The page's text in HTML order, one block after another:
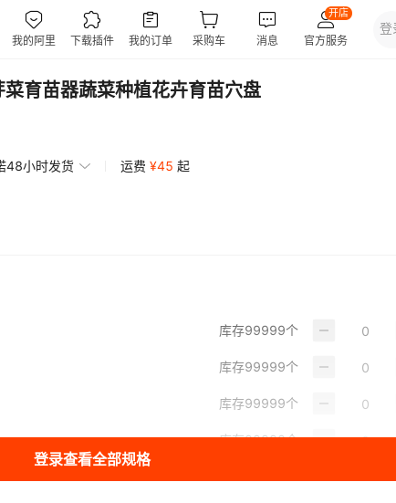
育苗器蔬菜种植花卉育苗穴盘
48小时发货 运费 ¥45 起
库存99999个
库存99999个
库存99999个
库存99999个
登录查看全部规格